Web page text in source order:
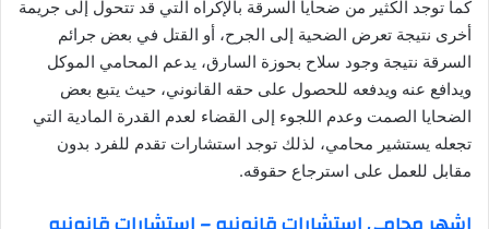
كما توجد الكثير من ضحايا السرقة بالإكراه التي قد تتحول إلى جريمة
أخرى نتيجة تعرض الضحية إلى الجرح، أو القتل في بعض جرائم
السرقة نتيجة وجود سلاح بحوزة السارق، يدعم المحامي الموكل
ويدافع عنه ويدفعه للحصول على حقه القانوني، حيث يتبع بعض
الضحايا الصمت وعدم اللجوء إلى القضاء لعدم القدرة المادية التي
تجعله يستشير محامي، لذلك توجد استشارات تقدم للفرد بدون
مقابل للعمل على استرجاع حقوقه.